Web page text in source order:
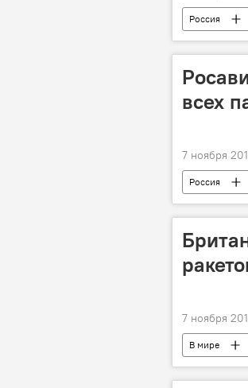
Россия
всех
7 ноября
Россия
7 ноября
В мире